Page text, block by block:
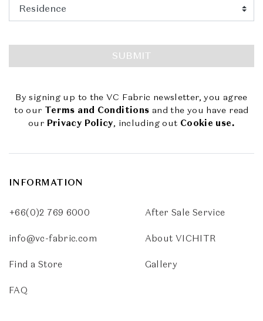
SUBMIT
By signing up to the VC Fabric newsletter, you agree
to our Terms and Conditions and the you have read
our Privacy Policy, including out Cookie use.
INFORMATION
+66(0)2 769 6000
info@vc-fabric.com
Find a Store
FAQ
After Sale Service
About VICHITR
Gallery